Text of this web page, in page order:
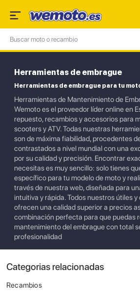
Herramientas de embrague
Herramientas de embrague para tu
Herramientas de Mantenimiento de
Wemoto es el proveedor líder online en
repuesto, recambios y accesorios para
scooters y ATV. Todas nuestras
son de máxima fiabilidad, procedentes
contrastados a nivel mundial con una
por su calidad y precisión. Encontrar
necesitas es muy sencillo: solo tienes
específico para tu modelo de moto y
través de nuestra web, diseñada para
intuitiva y rápida. Todos nuestros útiles
ofrecen una calidad superior a precios
combinación perfecta para que puedas
mantenimiento del embrague con total
profesionalidad
Categorias relacionadas
Recambios